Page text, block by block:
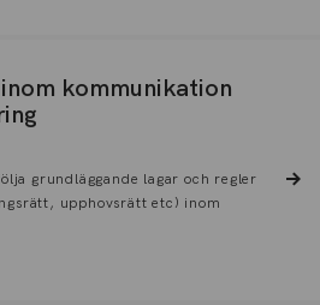
kommunikation
grundläggande lagar och regler
upphovsrätt etc) inom